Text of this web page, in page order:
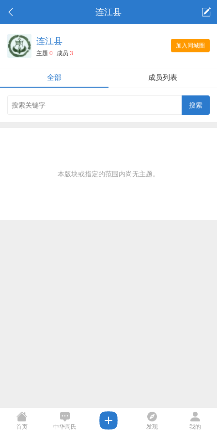
连江县
加入同城圈
连江县
主题 0 成员 3
全部 成员列表
本版块或指定的范围内尚无主题。
首页 中华周氏 发现 我的